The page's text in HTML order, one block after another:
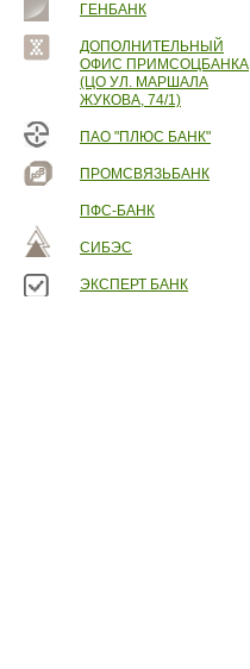
ГЕНБАНК
ДОПОЛНИТЕЛЬНЫЙ
ОФИС ПРИМСОЦБАНКА
(ЦО УЛ. МАРШАЛА
ЖУКОВА, 74/1)
ПАО "ПЛЮС БАНК"
ПРОМСВЯЗЬБАНК
ПФС-БАНК
СИБЭС
ЭКСПЕРТ БАНК